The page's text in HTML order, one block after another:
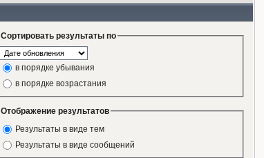
Сортировать результаты по
в порядке убывания
в порядке возрастания
Отображение результатов
Результаты в виде тем
Результаты в виде сообщений